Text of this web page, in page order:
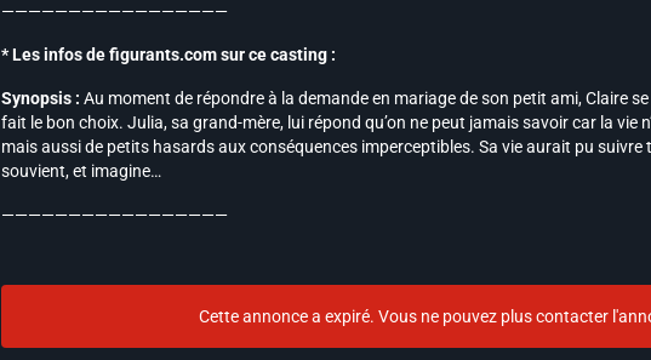
—————————————————
* Les infos de figurants.com sur ce casting :
Synopsis : Au moment de répondre à la demande en mariage de son petit ami, Claire
fait le bon choix. Julia, sa grand-mère, lui répond qu’on ne peut jamais savoir car la vie
mais aussi de petits hasards aux conséquences imperceptibles. Sa vie aurait pu suivre
souvient, et imagine…
—————————————————
Cette annonce a expiré. Vous ne pouvez plus contacter